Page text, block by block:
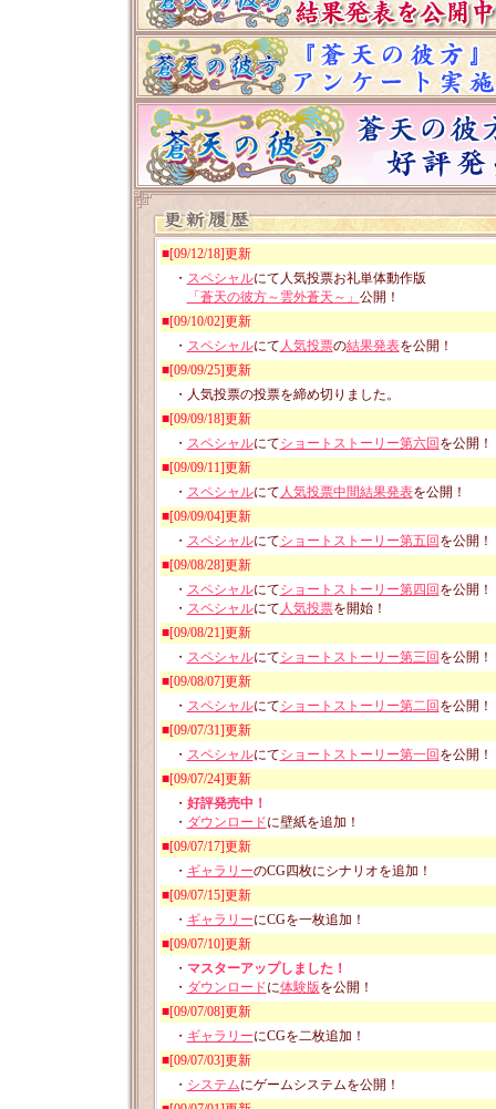
■[09/12/18]更新
・ スペシャルにて人気投票お礼単体動作版
「蒼天の彼方～雲外蒼天～」 公開！
■[09/10/02]更新
・ スペシャルにて 人気投票の結果発表を公開！
■[09/09/25]更新
・人気投票の投票を締め切りました。
■[09/09/18]更新
・ スペシャルにてショートストーリー第六回 を公開！
■[09/09/11]更新
・ スペシャルにて 人気投票中間結果発表を公開！
■[09/09/04]更新
・ スペシャルにてショートストーリー第五回 を公開！
■[09/08/28]更新
・ スペシャルにてショートストーリー第四回 を公開！
・ スペシャルにて 人気投票を開始！
■[09/08/21]更新
・ スペシャルにてショートストーリー第三回 を公開！
■[09/08/07]更新
・ スペシャルにてショートストーリー第二回 を公開！
■[09/07/31]更新
・ スペシャルにてショートストーリー第一回 を公開！
■[09/07/24]更新
・ 好評発売中！
・ ダウンロードに壁紙を追加！
■[09/07/17]更新
・ ギャラリーのCG四枚にシナリオを追加！
■[09/07/15]更新
・ ギャラリーにCGを一枚追加！
■[09/07/10]更新
・ マスターアップしました！
・ ダウンロードに体験版を公開！
■[09/07/08]更新
・ ギャラリーにCGを二枚追加！
■[09/07/03]更新
・ システムにゲームシステムを公開！